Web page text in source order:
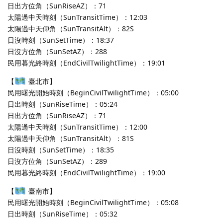
日出方位角（SunRiseAZ）：71
太陽過中天時刻（SunTransitTime）：12:03
太陽過中天仰角（SunTransitAlt）：82S
日沒時刻（SunSetTime）：18:37
日沒方位角（SunSetAZ）：288
民用暮光終時刻（EndCivilTwilightTime）：19:01
【
臺北市】
民用曙光開始時刻（BeginCivilTwilightTime）：05:00
日出時刻（SunRiseTime）：05:24
日出方位角（SunRiseAZ）：71
太陽過中天時刻（SunTransitTime）：12:00
太陽過中天仰角（SunTransitAlt）：81S
日沒時刻（SunSetTime）：18:35
日沒方位角（SunSetAZ）：289
民用暮光終時刻（EndCivilTwilightTime）：19:00
【
臺南市】
民用曙光開始時刻（BeginCivilTwilightTime）：05:08
日出時刻（SunRiseTime）：05:32